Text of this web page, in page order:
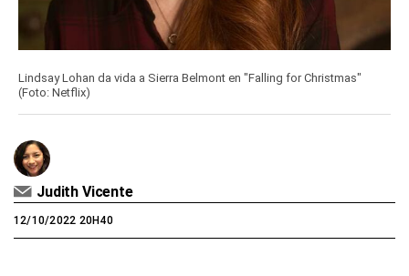
Lindsay Lohan da vida a Sierra Belmont en "Falling for Christmas"
(Foto: Netflix)
Judith Vicente
12/10/2022 20H40